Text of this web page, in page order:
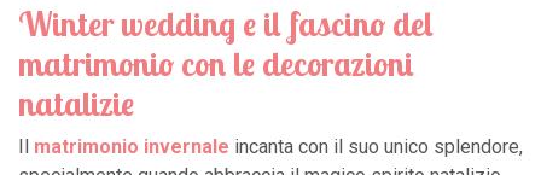
Winter wedding e il fascino del
matrimonio con le decorazioni
natalizie
Il matrimonio invernale incanta con il suo unico splendore,